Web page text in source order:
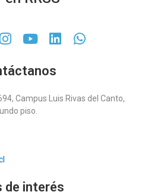
Campus Luis Rivas del Canto,
piso.
de interés